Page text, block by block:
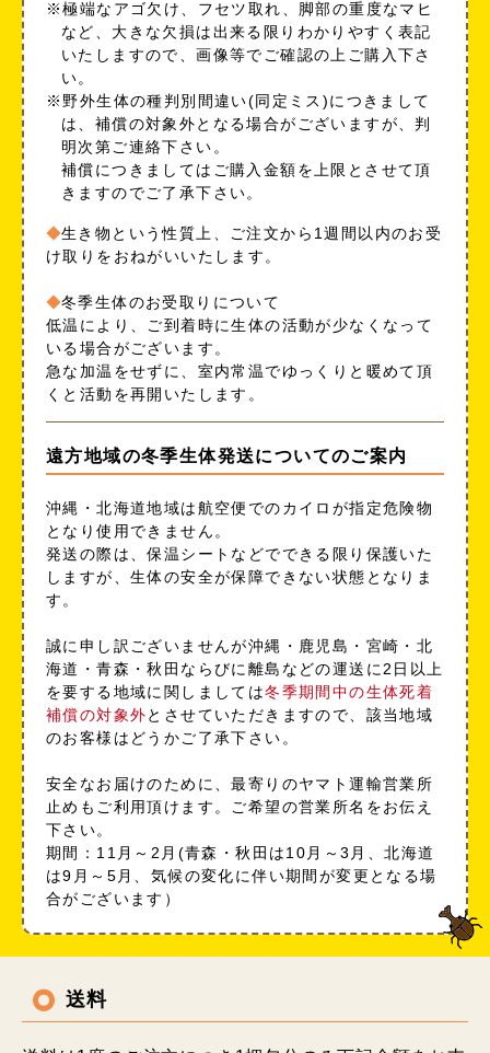
※極端なアゴ欠け、フセツ取れ、脚部の重度なマヒ
など、大きな欠損は出来る限りわかりやすく表記
いたしますので、画像等でご確認の上ご購入下さ
い。
※野外生体の種判別間違い(同定ミス)につきまして
は、補償の対象外となる場合がございますが、判
明次第ご連絡下さい。
補償につきましてはご購入金額を上限とさせて頂
きますのでご了承下さい。
生き物という性質上、ご注文から1週間以内のお受
け取りをおねがいいたします。
冬季生体のお受取りについて
低温により、ご到着時に生体の活動が少なくなって
いる場合がございます。
急な加温をせずに、室内常温でゆっくりと暖めて頂
くと活動を再開いたします。
遠方地域の冬季生体発送についてのご案内
沖縄・北海道地域は航空便でのカイロが指定危険物
となり使用できません。
発送の際は、保温シートなどでできる限り保護いた
しますが、生体の安全が保障できない状態となりま
す。
誠に申し訳ございませんが沖縄・鹿児島・宮崎・北
海道・青森・秋田ならびに離島などの運送に2日以上
を要する地域に関しましては冬季期間中の生体死着
補償の対象外とさせていただきますので、該当地域
のお客様はどうかご了承下さい。
安全なお届けのために、最寄りのヤマト運輸営業所
止めもご利用頂けます。ご希望の営業所名をお伝え
下さい。
期間：11月～2月(青森・秋田は10月～3月、北海道
は9月～5月、気候の変化に伴い期間が変更となる場
合がございます）
送料